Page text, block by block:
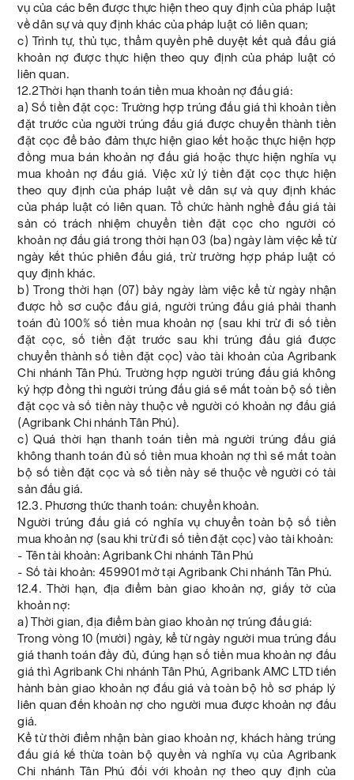
vụ của các bên được thực hiện theo quy định của pháp luật
về dân sự và quy định khác của pháp luật có liên quan;
c) Trình tự, thủ tục, thẩm quyền phê duyệt kết quả đấu giá
khoản nợ được thực hiện theo quy định của pháp luật có
liên quan.
12.2Thời hạn thanh toán tiền mua khoản nợ đấu giá:
a) Số tiền đặt cọc: Trường hợp trúng đấu giá thì khoản tiền
đặt trước của người trúng đấu giá được chuyển thành tiền
đặt cọc để bảo đảm thực hiện giao kết hoặc thực hiện hợp
đồng mua bán khoản nợ đấu giá hoặc thực hiện nghĩa vụ
mua khoản nợ đấu giá. Việc xử lý tiền đặt cọc thực hiện
theo quy định của pháp luật về dân sự và quy định khác
của pháp luật có liên quan. Tổ chức hành nghề đấu giá tài
sản có trách nhiệm chuyển tiền đặt cọc cho người có
khoản nợ đấu giá trong thời hạn 03 (ba) ngày làm việc kể từ
ngày kết thúc phiên đấu giá, trừ trường hợp pháp luật có
quy định khác.
b) Trong thời hạn (07) bảy ngày làm việc kể từ ngày nhận
được hồ sơ cuộc đấu giá, người trúng đấu giá phải thanh
toán đủ 100% số tiền mua khoản nợ (sau khi trừ đi số tiền
đặt cọc, số tiền đặt trước sau khi trúng đấu giá được
chuyển thành số tiền đặt cọc) vào tài khoản của Agribank
Chi nhánh Tân Phú. Trường hợp người trúng đấu giá không
ký hợp đồng thì người trúng đấu giá sẽ mất toàn bộ số tiền
đặt cọc và số tiền này thuộc về người có khoản nợ đấu giá
(Agribank Chi nhánh Tân Phú).
c) Quá thời hạn thanh toán tiền mà người trúng đấu giá
không thanh toán đủ số tiền mua khoản nợ thì sẽ mất toàn
bộ số tiền đặt cọc và số tiền này sẽ thuộc về người có tài
sản đấu giá.
12.3. Phương thức thanh toán: chuyển khoản.
Người trúng đấu giá có nghĩa vụ chuyển toàn bộ số tiền
mua khoản nợ (sau khi trừ đi số tiền đặt cọc) vào tài khoản:
- Tên tài khoản: Agribank Chi nhánh Tân Phú
- Số tài khoản: 459901 mở tại Agribank Chi nhánh Tân Phú.
12.4. Thời hạn, địa điểm bàn giao khoản nợ, giấy tờ của
khoản nợ:
a) Thời gian, địa điểm bàn giao khoản nợ trúng đấu giá:
Trong vòng 10 (mười) ngày, kể từ ngày người mua trúng đấu
giá thanh toán đầy đủ, đúng hạn số tiền mua khoản nợ đấu
giá thì Agribank Chi nhánh Tân Phú, Agribank AMC LTD tiến
hành bàn giao khoản nợ đấu giá và toàn bộ hồ sơ pháp lý
liên quan đến khoản nợ cho người mua được khoản nợ đấu
giá.
Kể từ thời điểm nhận bàn giao khoản nợ, khách hàng trúng
đấu giá kế thừa toàn bộ quyền và nghĩa vụ của Agribank
Chi nhánh Tân Phú đối với khoản nợ theo quy định của